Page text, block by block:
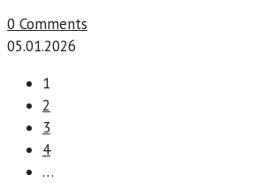
0 Comments
05.01.2026
1
2
3
4
…